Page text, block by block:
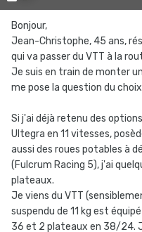
Bonjour,
Jean-Christophe, 45 ans,
qui va passer du VTT à la
Je suis en train de monter
me pose la question du
Si j'ai déjà retenu des
Ultegra en 11 vitesses,
aussi des roues potables à
(Fulcrum Racing 5), j'ai
plateaux.
Je viens du VTT
suspendu de 11 kg est
36 et 2 plateaux en 38/24.